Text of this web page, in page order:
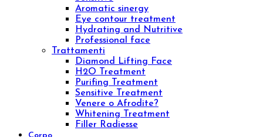
Prodotti
Creme viso
Contorno occhi
Sieri viso
Lozioni viso
Detergenti viso
Maschere
Esfolianti viso
Oli nutrienti
Oli essenziali
Concentrati viso
Kit viso